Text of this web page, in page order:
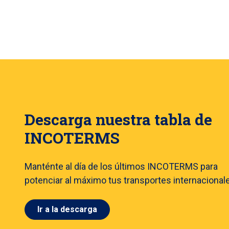
Descarga nuestra tabla de
INCOTERMS
Manténte al día de los últimos INCOTERMS para
potenciar al máximo tus transportes
Ir a la descarga